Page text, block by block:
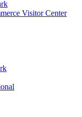
Visitor Center